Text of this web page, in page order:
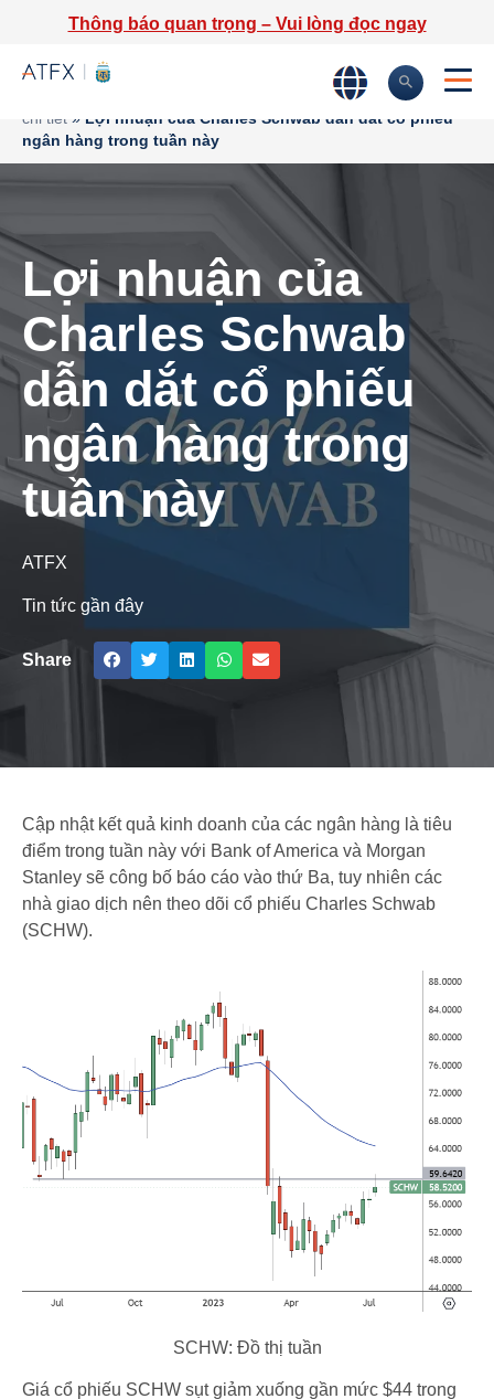
Thông báo quan trọng – Vui lòng đọc ngay
Tin tức thị trường & Thông tin
chi tiết » Lợi nhuận của Charles Schwab dẫn dắt cổ phiếu
ngân hàng trong tuần này
Lợi nhuận của
Charles Schwab
dẫn dắt cổ phiếu
ngân hàng trong
tuần này
ATFX
Tin tức gần đây
Share
Cập nhật kết quả kinh doanh của các ngân hàng là tiêu
điểm trong tuần này với Bank of America và Morgan
Stanley sẽ công bố báo cáo vào thứ Ba, tuy nhiên các
nhà giao dịch nên theo dõi cổ phiếu Charles Schwab
(SCHW).
SCHW: Đồ thị tuần
Giá cổ phiếu SCHW sụt giảm xuống gần mức $44 trong